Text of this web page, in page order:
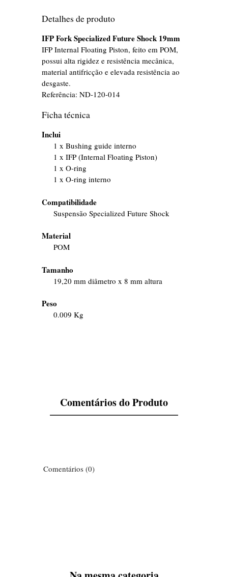
Detalhes de produto
IFP Fork Specialized Future Shock 19mm
IFP Internal Floating Piston, feito em POM,
possui alta rigidez e resistência mecânica,
material antifricção e elevada resistência ao
desgaste.
Referência:ND-120-014
Ficha técnica
Inclui
1 x Bushing guide interno
1 x IFP (Internal Floating Piston)
1 x O-ring
1 x O-ring interno
Compatibilidade
Suspensão Specialized Future Shock
Material
POM
Tamanho
19,20 mm diâmetro x 8 mm altura
Peso
0.009 Kg
Comentários do Produto
Comentários (0)